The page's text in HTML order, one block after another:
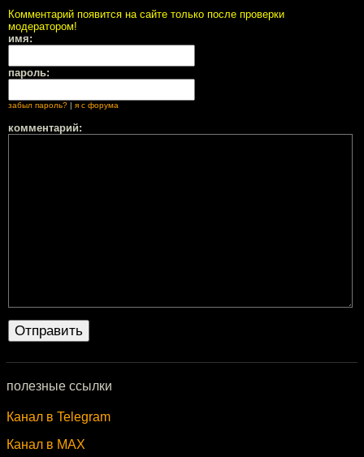
Комментарий появится на сайте только после проверки
модератором!
имя:
пароль:
забыл пароль? | я с форума
комментарий:
полезные ссылки
Канал в Telegram
Канал в MAX